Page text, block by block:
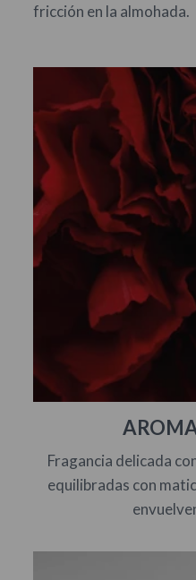
fricción en la almohada.
Fragancia delicada
equilibradas con